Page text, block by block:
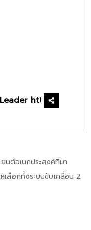
นต์อเนกประสงค์ที่มา
ลือกทั้งระบบขับเคลื่อน 2